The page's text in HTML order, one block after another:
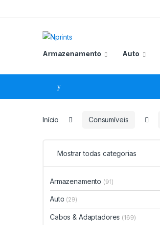
para
para
Armazenamento Auto
Início Consumíveis
Mostrar todas categorias
Armazenamento (91)
Auto (29)
Cabos & Adaptadores (169)